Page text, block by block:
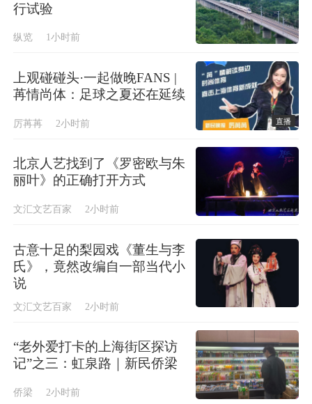
行试验
纵览 1小时前
上观碰碰头·一起做晚FANS |
苒情尚体：足球之夏还在延续
厉苒苒 2小时前 直播
北京人艺找到了《罗密欧与朱
丽叶》的正确打开方式
文汇文艺百家 2小时前
古意十足的梨园戏《董生与李
氏》，竟然改编自一部当代小
说
文汇文艺百家 2小时前
“老外爱打卡的上海街区探访
记”之三：虹泉路｜新民侨梁
侨梁 2小时前